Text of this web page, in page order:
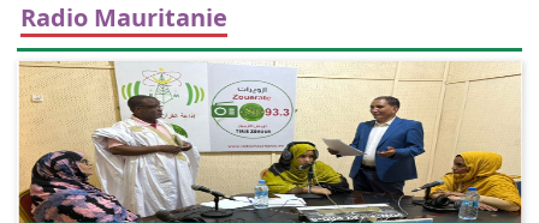
Radio Mauritanie